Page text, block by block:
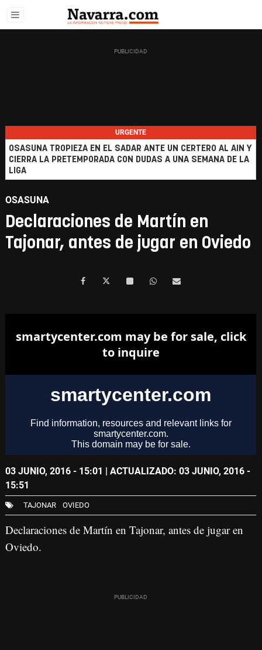
URGENTE
OSASUNA TROPIEZA EN EL SADAR ANTE UN CERTERO AL AIN Y
CIERRA LA PRETEMPORADA CON DUDAS A UNA SEMANA DE LA
LIGA
OSASUNA
Declaraciones de Martín en
Tajonar, antes de jugar en Oviedo
03 JUNIO, 2016 - 15:01
| ACTUALIZADO: 03 JUNIO, 2016 -
15:51
TAJONAR OVIEDO
Declaraciones de Martín en Tajonar, antes de jugar en
Oviedo.